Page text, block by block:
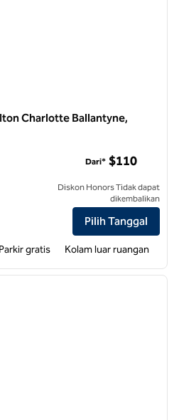
Charlotte Ballantyne,
Suites by Hilton Charlotte
Dari* $110
Diskon Honors Tidak dapat
dikembalikan
Pilih Tanggal
Parkir gratis Kolam luar ruangan